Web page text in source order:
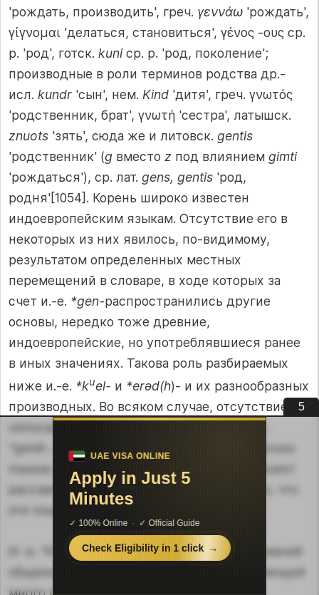
'рождать, производить', греч. γεννάω 'рождать',
γίγνομαι 'делаться, становиться', γένος -ους ср.
р. 'род', готск. kuniср. р. 'род, поколение';
производные в роли терминов родства др.-
исл. kundr 'сын', нем. Kind 'дитя', греч. γνωτός
'родственник, брат', γνωτή 'сестра', латышск.
znuots 'зять', сюда же и литовск. gentis
'родственник' (g вместо z под влиянием gimti
'рождаться'), ср. лат. gens, gentis 'род,
родня'[1054]. Корень широко известен
индоевропейским языкам. Отсутствие его в
некоторых из них явилось, по-видимому,
результатом определенных местных
перемещений в словаре, в ходе которых за
счет и.-е. *gen-распространились другие
основы, нередко тоже древние,
индоевропейские, но употреблявшиеся ранее
в иных значениях. Такова роль разбираемых
ниже и.-е. *kuel- и *erəd(h)- и их разнообразных
производных. Во всяком случае, отсутствие
непосредственных рефлексов и.-е.
*gепē-, *gепə-
в некоторых индоевропейских
языках (в частности, в славянском) не может
рассматриваться как свидетельство того, что
эти языки никогда не знали корня
el-, *kel-представляет собой древний
общеиндоевропейский корень, объединяющий
4